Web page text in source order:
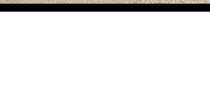
Loaded:
100.00%